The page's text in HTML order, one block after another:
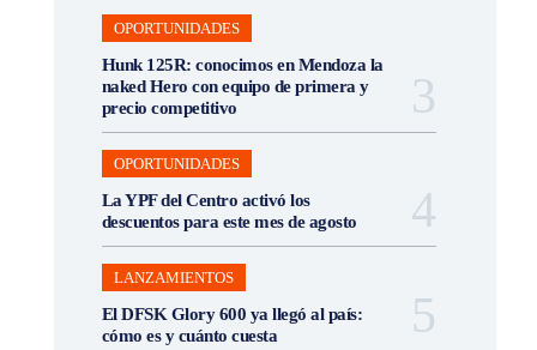
OPORTUNIDADES
Hunk 125R: conocimos en Mendoza la
naked Hero con equipo de primera y
precio competitivo
OPORTUNIDADES
La YPF del Centro activó los
descuentos para este mes de agosto
LANZAMIENTOS
El DFSK Glory 600 ya llegó al país:
cómo es y cuánto cuesta